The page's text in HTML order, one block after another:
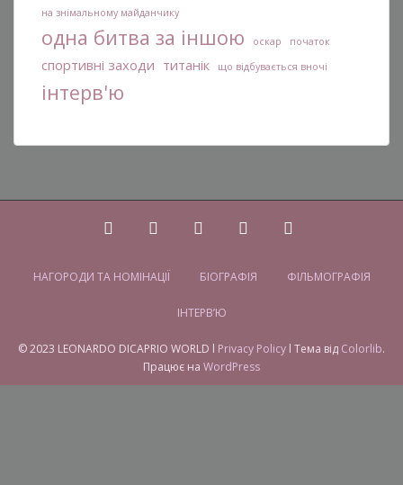
на знімальному майданчику
одна битва за іншою оскар початок
спортивні заходи титанік що відбувається вночі
інтерв'ю
НАГОРОДИ ТА НОМІНАЦІЇ БІОГРАФІЯ ФІЛЬМОГРАФІЯ
ІНТЕРВ’Ю
© 2023 LEONARDO DICAPRIO WORLD l Privacy Policy l Тема від Colorlib.
Працює на WordPress